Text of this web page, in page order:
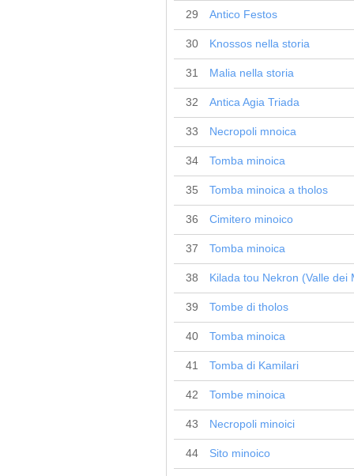
29 Antico Festos
30 Knossos nella storia
31 Malia nella storia
32 Antica Agia Triada
33 Necropoli mnoica
34 Tomba minoica
35 Tomba minoica a tholos
36 Cimitero minoico
37 Tomba minoica
38 Kilada tou Nekron (Valle dei
39 Tombe di tholos
40 Tomba minoica
41 Tomba di Kamilari
42 Tombe minoica
43 Necropoli minoici
44 Sito minoico